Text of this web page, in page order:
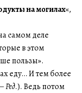
на могилах«,
самом деле
в этом
пользы».
еду… И тем более
Ред.). Ведь потом